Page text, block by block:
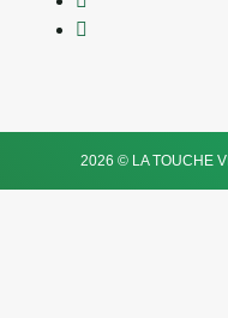
2026 © LA TOUCHE